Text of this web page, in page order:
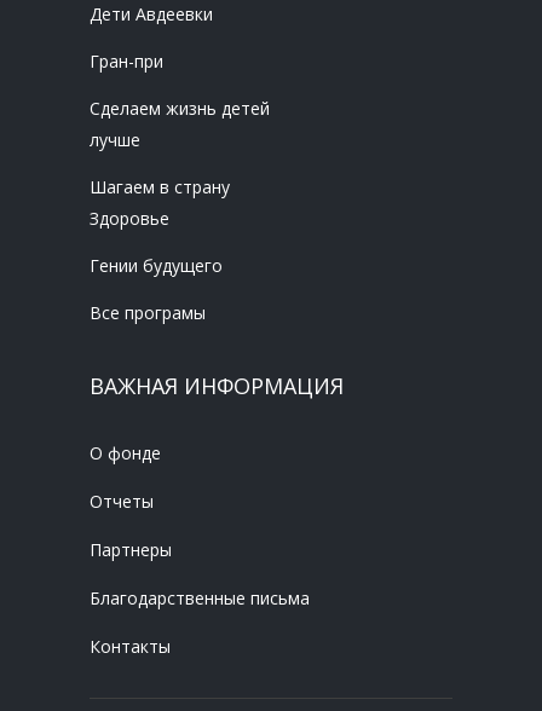
Дети Авдеевки
Гран-при
Сделаем жизнь детей
лучше
Шагаем в страну
Здоровье
Гении будущего
Все програмы
ВАЖНАЯ ИНФОРМАЦИЯ
О фонде
Отчеты
Партнеры
Благодарственные письма
Контакты